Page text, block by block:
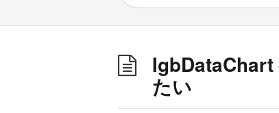
IgbDataChart
たい